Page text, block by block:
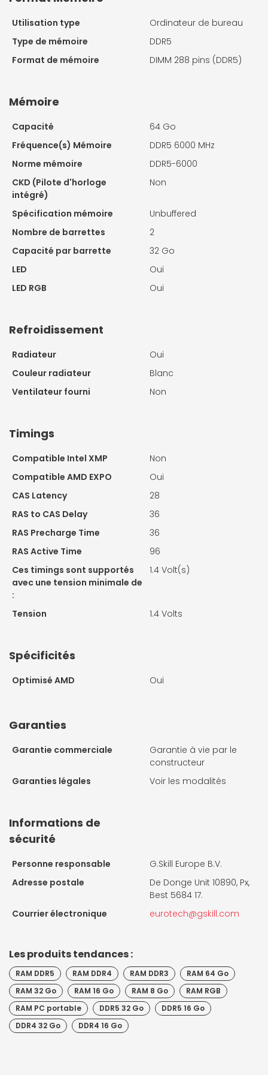
Utilisation type
Ordinateur de bureau
Type de mémoire
DDR5
Format de mémoire
DIMM 288 pins (DDR5)
Mémoire
Capacité
64 Go
Fréquence(s) Mémoire
DDR5 6000 MHz
Norme mémoire
DDR5-6000
CKD (Pilote d'horloge
intégré)
Non
Spécification mémoire
Unbuffered
Nombre de barrettes
2
Capacité par barrette
32 Go
LED
Oui
LED RGB
Oui
Refroidissement
Radiateur
Oui
Couleur radiateur
Blanc
Ventilateur fourni
Non
Timings
Compatible Intel XMP
Non
Compatible AMD EXPO
Oui
CAS Latency
28
RAS to CAS Delay
36
RAS Precharge Time
36
RAS Active Time
96
Ces timings sont supportés
avec une tension minimale de
:
1.4 Volt(s)
Tension 1.4 Volts
Spécificités
Optimisé AMD Oui
Garanties
Garantie commerciale
Garantie à vie par le
constructeur
Garanties légales
Voir les modalités
Informations de
sécurité
Personne responsable
G.Skill Europe B.V.
Adresse postale
De Donge Unit 10890, Px,
Best 5684 17.
Courrier électronique
eurotech@gskill.com
Les produits tendances :
RAM DDR5 RAM DDR4 RAM DDR3
RAM 64 Go
RAM 32 Go
RAM 16 Go RAM 8 Go
RAM RGB
RAM PC portable
DDR5 32 Go
DDR5 16 Go
DDR4 32 Go
DDR4 16 Go